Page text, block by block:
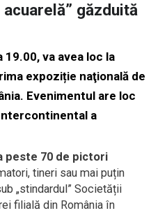
găzduită
va avea loc la
expoziție naţională de
Evenimentul are loc
a
peste 70 de pictori
tineri sau mai puțin
„stindardul” Societății
filială din România în